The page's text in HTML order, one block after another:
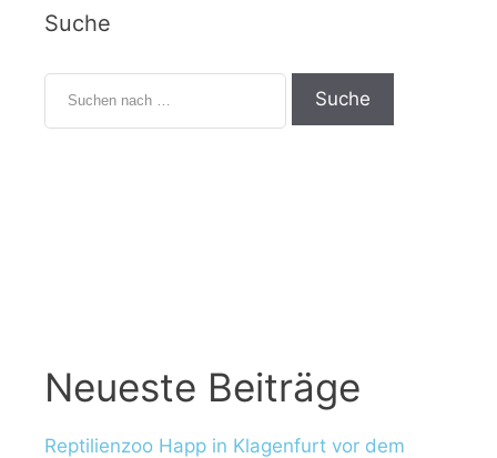
Suche
Neueste Beiträge
Reptilienzoo Happ in Klagenfurt vor dem